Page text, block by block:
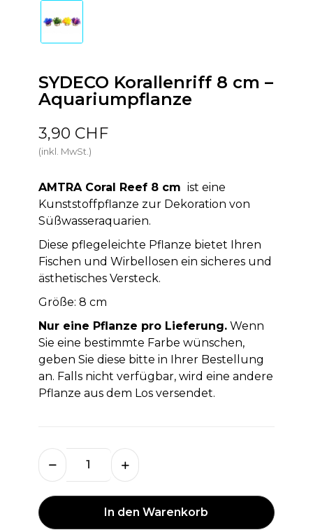
SYDECO Korallenriff 8 cm –
Aquariumpflanze
3,90 CHF
(inkl. MwSt.)
AMTRA Coral Reef 8 cm ist eine
Kunststoffpflanze zur Dekoration von
Süßwasseraquarien.
Diese pflegeleichte Pflanze bietet Ihren
Fischen und Wirbellosen ein sicheres und
ästhetisches Versteck.
Größe: 8 cm
Nur eine Pflanze pro Lieferung.Wenn
Sie eine bestimmte Farbe wünschen,
geben Sie diese bitte in Ihrer Bestellung
an. Falls nicht verfügbar, wird eine andere
Pflanze aus dem Los versendet.
In den Warenkorb